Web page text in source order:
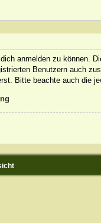
anmelden zu können.
Benutzern auch
Bitte beachte auch die